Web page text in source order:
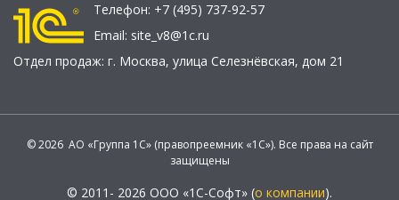
Телефон: +7 (495) 737-92-57
Email: site_v8@1c.ru
Отдел продаж: г. Москва, улица Селезнёвская, дом 21
© 2026 АО «Группа 1С» (правопреемник «1С»). Все права на сайт
защищены
© 2011- 2026 ООО «1С-Софт» (о компании).